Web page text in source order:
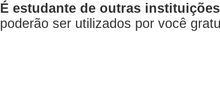
É estudante de outras
poderão ser utilizados por você